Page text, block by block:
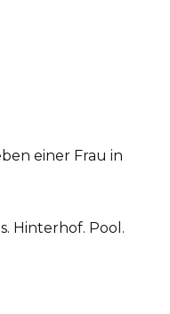
einer Frau in
Hinterhof. Pool.